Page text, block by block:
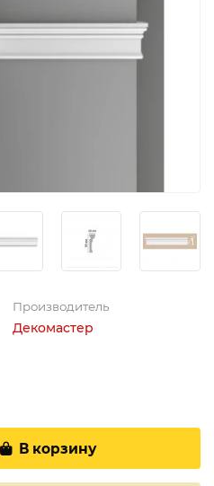
Производитель
Декомастер
В корзину